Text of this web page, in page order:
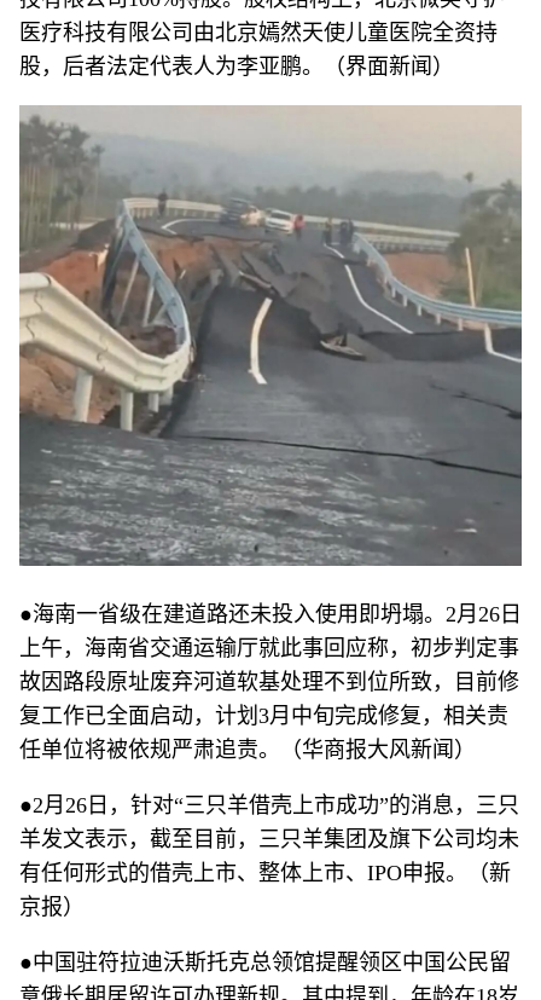
医疗科技有限公司由北京嫣然天使儿童医院全资持
股，后者法定代表人为李亚鹏。（界面新闻）
●海南一省级在建道路还未投入使用即坍塌。2月26日
上午，海南省交通运输厅就此事回应称，初步判定事
故因路段原址废弃河道软基处理不到位所致，目前修
复工作已全面启动，计划3月中旬完成修复，相关责
任单位将被依规严肃追责。（华商报大风新闻）
●2月26日，针对“三只羊借壳上市成功”的消息，三只
羊发文表示，截至目前，三只羊集团及旗下公司均未
有任何形式的借壳上市、整体上市、IPO申报。（新
京报）
●中国驻符拉迪沃斯托克总领馆提醒领区中国公民留